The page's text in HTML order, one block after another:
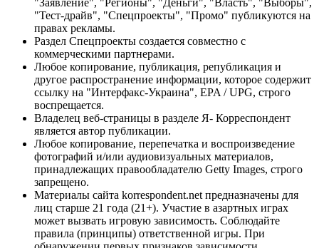
"Заявление", "Регионы", "Деньги", "Власть", "Выборы",
"Тест-драйв", "Спецпроекты", "Промо" публикуются на
правах рекламы.
Раздел Спецпроекты создается совместно с
коммерческими партнерами.
Любое копирование, публикация, републикация и
другое распространение информации, которое содержит
ссылку на "Интерфакс-Украина", EPA / UPG, строго
воспрещается.
Владелец веб-страницы в разделе Я- Корреспондент
является автор публикации.
Любое копирование, перепечатка и воспроизведение
фотографий и/или аудиовизуальных материалов,
принадлежащих правообладателю Getty Images, строго
запрещено.
Материалы сайта korrespondent.net предназначены для
лиц старше 21 года (21+). Участие в азартных играх
может вызвать игровую зависимость. Соблюдайте
правила (принципы) ответственной игры. При